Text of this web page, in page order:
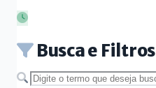
Busca e Filtros
Buscar termo